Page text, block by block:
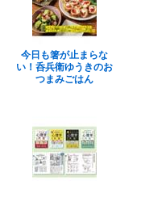
今日も箸が止まらな
い！呑兵衛ゆうきのお
つまみごはん